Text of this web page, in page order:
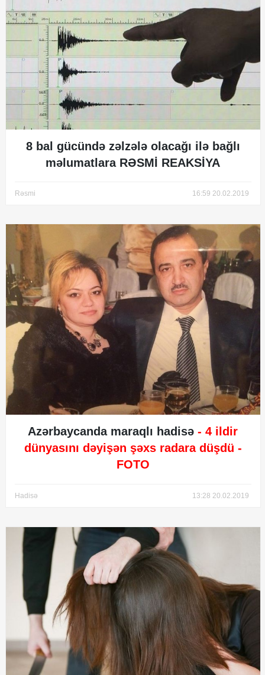
8 bal gücündə zəlzələ olacağı ilə bağlı
məlumatlara RƏSMİ REAKSİYA
Rəsmi 16:59 20.02.2019
Azərbaycanda maraqlı hadisə- 4 ildir
dünyasını dəyişən şəxs radara düşdü -
FOTO
Hadisə 13:28 20.02.2019